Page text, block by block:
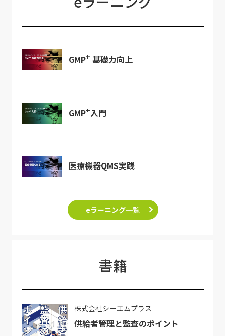
GMP+ 基礎力向上
GMP+入門
医療機器QMS実践
eラーニング一覧
書籍
株式会社シーエムプラス
供給者管理と監査のポイント